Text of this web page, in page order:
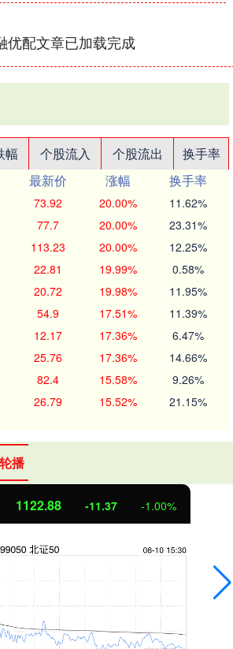
优配文章已加载完成
幅 个股流入 个股流出
换手率
最新价 涨幅
换手率
73.92 20.00% 11.62%
77.7 20.00% 23.31%
113.23 20.00% 12.25%
22.81 19.99% 0.58%
20.72 19.98% 11.95%
54.9 17.51% 11.39%
12.17 17.36% 6.47%
25.76 17.36% 14.66%
82.4 15.58% 9.26%
26.79 15.52% 21.15%
播
1122.88 -11.37 -1.00%